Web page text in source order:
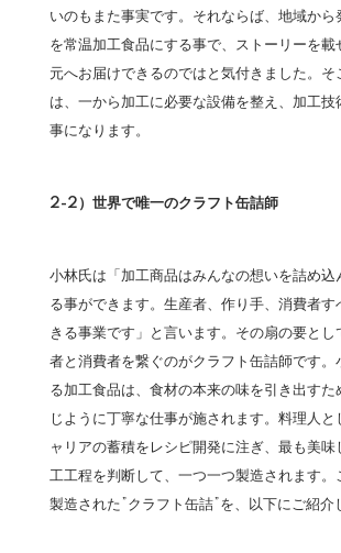
いのもまた事実です。それならば、地域から
を常温加工食品にする事で、ストーリーを載
元へお届けできるのではと気付きました。そ
は、一から加工に必要な設備を整え、加工技
事になります。
2-2）世界で唯一のクラフト缶詰師
小林氏は「加工商品はみんなの想いを詰め込
る事ができます。生産者、作り手、消費者す
きる事業です」と言います。その扇の要とし
者と消費者を繋ぐのがクラフト缶詰師です。
る加工食品は、食材の本来の味を引き出すた
じように丁寧な仕事が施されます。料理人
ャリアの蓄積をレシピ開発に注ぎ、最も美味
工工程を判断して、一つ一つ製造されます。
製造された”クラフト缶詰”を、以下にご紹介